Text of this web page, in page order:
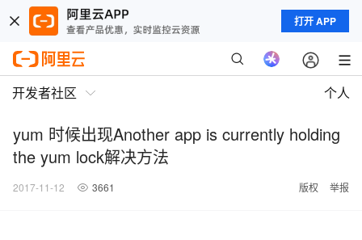
打开 APP
开发者社区 个人
yum 时候出现Another app is currently holding
the yum lock解决方法
2017-11-12 3661 版权 举报